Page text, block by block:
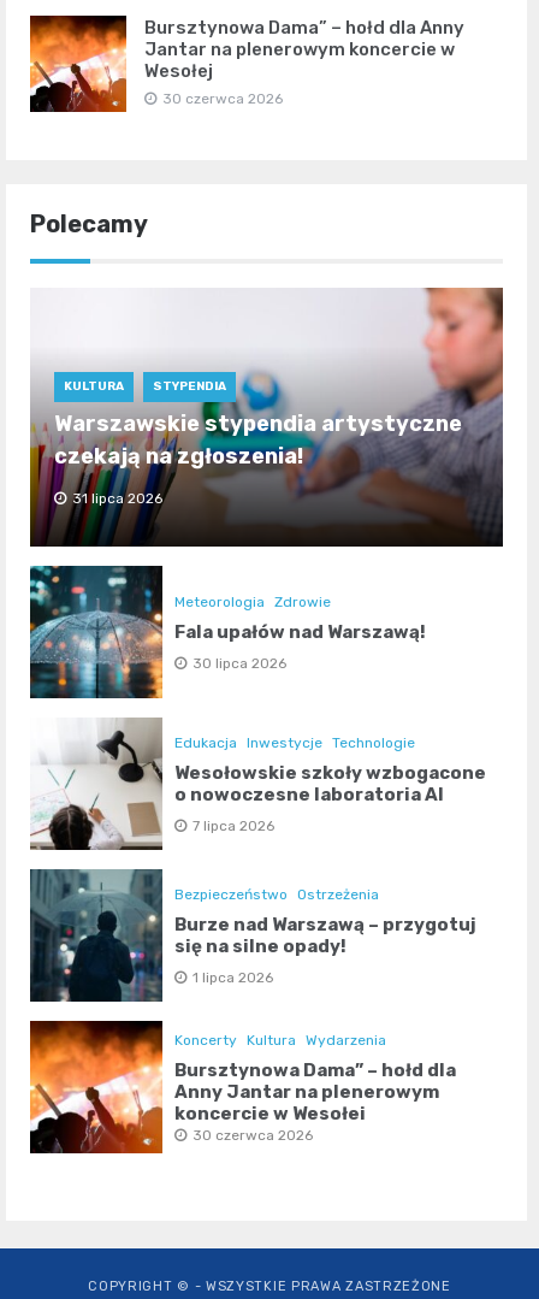
Bursztynowa Dama” – hołd dla Anny
Jantar na plenerowym koncercie w
Wesołej
30 czerwca 2026
Polecamy
KULTURA STYPENDIA
Warszawskie stypendia artystyczne
czekają na zgłoszenia!
31 lipca 2026
Meteorologia Zdrowie
Fala upałów nad Warszawą!
30 lipca 2026
Edukacja Inwestycje Technologie
Wesołowskie szkoły wzbogacone
o nowoczesne laboratoria AI
7 lipca 2026
Bezpieczeństwo Ostrzeżenia
Burze nad Warszawą – przygotuj
się na silne opady!
1 lipca 2026
Koncerty Kultura Wydarzenia
Bursztynowa Dama” – hołd dla
Anny Jantar na plenerowym
koncercie w Wesołej
30 czerwca 2026
COPYRIGHT © - WSZYSTKIE PRAWA ZASTRZEŻONE